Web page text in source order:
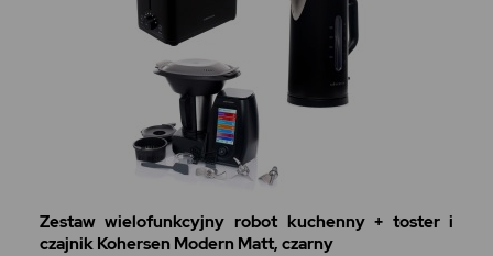
Zestaw wielofunkcyjny robot kuchenny + toster i
czajnik Kohersen Modern Matt, czarny